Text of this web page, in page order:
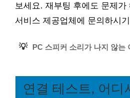
보세요. 재부팅 후에도 문제
서비스 제공업체에 문의하시
💡 PC 스피커 소리가 나지 않는
연결 테스트, 어디